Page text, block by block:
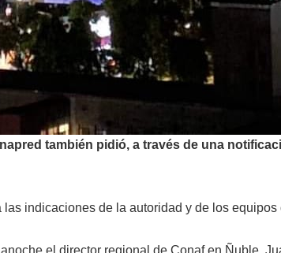
también pidió, a través de una
las indicaciones de la autoridad y de los equipos
el director regional de Conaf en Ñuble,